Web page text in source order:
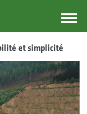
et simplicité